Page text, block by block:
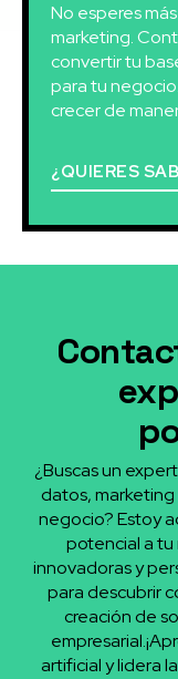
No esperes
marketing.
convertir tu
para tu
crecer de
¿QUIERES
¿Buscas un
datos,
negocio? Estoy
potencial a
innovadoras y
para descubrir
creación de
artificial y lidera